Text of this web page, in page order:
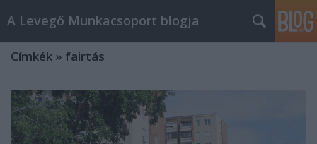
A Levegő Munkacsoport blogja
Címkék » fairtás